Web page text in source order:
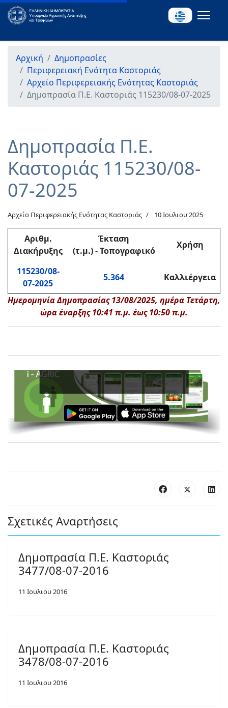
Αρχική
Δημοπρασίες
Περιφερειακή Ενότητα Καστοριάς
Αρχείο Περιφερειακής Ενότητας Καστοριάς
Δημοπρασία Π.Ε. Καστοριάς 115230/08-07-2025
Δημοπρασία Π.Ε.
Καστοριάς 115230/08-
07-2025
Αρχείο Περιφερειακής Ενότητας Καστοριάς 10 Ιουλιου 2025
Αριθμ.
Διακήρυξης
Έκταση
(τ.μ.) - Τοπογραφικό
Χρήση
115230/08-
07-2025
5.364 Καλλιέργεια
Ημερομηνία Δημοπρασίας 13/08/2025, ημέρα Τετάρτη,
ώρα έναρξης 10:41 π.μ. έως 10:50 π.μ.
Σχετικές Αναρτήσεις
Δημοπρασία Π.Ε. Καστοριάς
3477/08-07-2016
11 Ιουλιου 2016
Δημοπρασία Π.Ε. Καστοριάς
3478/08-07-2016
11 Ιουλιου 2016